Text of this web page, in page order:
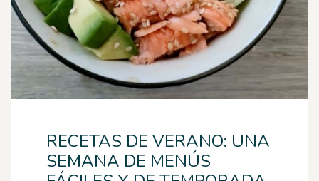
RECETAS DE VERANO: UNA
SEMANA DE MENÚS